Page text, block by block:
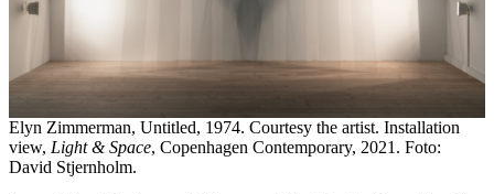
Elyn Zimmerman, Untitled, 1974. Courtesy the artist. Installation
view, Light & Space, Copenhagen Contemporary, 2021. Foto:
David Stjernholm.